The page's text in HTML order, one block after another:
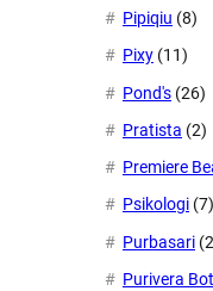
Pipiqiu (8)
Pixy (11)
Pond's (26)
Pratista (2)
Premiere
Psikologi (7)
Purbasari
Purivera